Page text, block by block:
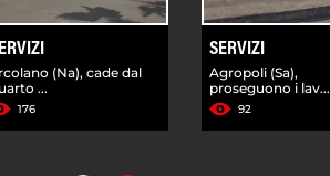
(Na), cade dal
...
176
SERVIZI
Agropoli (Sa),
proseguono i lav...
92